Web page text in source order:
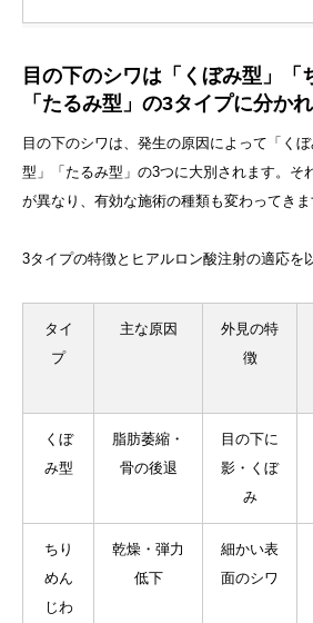
目の下のシワは「くぼみ型」「
「たるみ型」の3タイプに分か
目の下のシワは、発生の原因によって「く
型」「たるみ型」の3つに大別されます。そ
が異なり、有効な施術の種類も変わってきま
3タイプの特徴とヒアルロン酸注射の適応を
タイ
プ
主な原因
外見の特
徴
くぼ
み型
脂肪萎縮・
骨の後退
目の下に
影・くぼ
み
ちり
めん
じわ
乾燥・弾力
低下
細かい表
面のシワ